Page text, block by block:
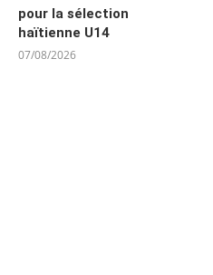
pour la sélection
haïtienne U14
07/08/2026